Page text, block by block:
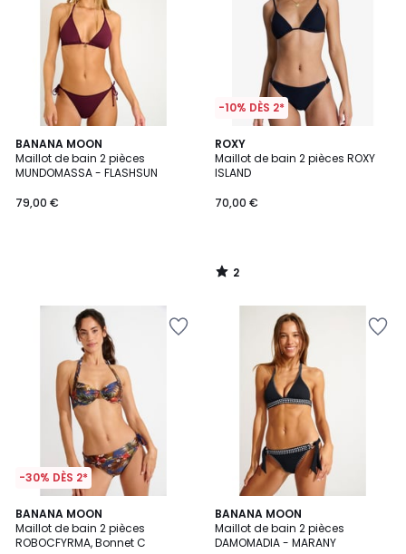
BANANA MOON
Maillot de bain 2 pièces
MUNDOMASSA - FLASHSUN
79,00 €
-10% DÈS 2*
ROXY
Maillot de bain 2 pièces ROXY
ISLAND
70,00 €
2
/
5
2
/
-30% DÈS 2*
BANANA MOON
Maillot de bain 2 pièces
ROBOCFYRMA, Bonnet C
BANANA MOON
Maillot de bain 2 pièces
DAMOMADIA - MARANY